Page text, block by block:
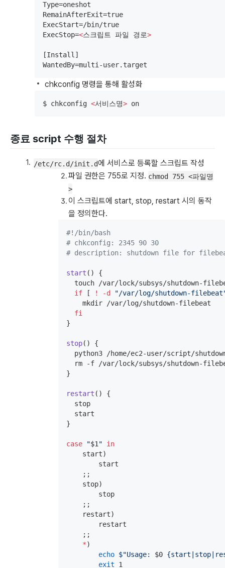
Type=oneshot
RemainAfterExit=true
ExecStart=/bin/true
ExecStop=<스크립트 파일 경로>
[Install]
WantedBy=multi-user.target
chkconfig 명령을 통해 활성화
$ chkconfig <서비스명> on
종료 script 수행 절차
/etc/rc.d/init.d에 서비스로 등록할 스크립트 작성
파일 권한은 755로 지정. chmod 755 <파일명
>
이 스크립트에 start, stop, restart 시의 동작
을 정의한다.
#! /bin/bash
# chkconfig: 2345 90 30
# description: shutdown file for
start () {
touch /var/lock/subsys/shutdown-
if [ ! -d "/var/log/shutdown-filebeat
    mkdir /var/log/shutdown-filebeat
fi
}
stop() {
python3 /home/ec2-user/script/
rm -f /var/lock/subsys/shutdown-
}
restart () {
  stop
  start
}
case "$1"
in
    start)
        start
    ;;
    stop)
        stop
    ;;
    restart)
        restart
    ;;
*)
echo $"Usage: $0
exit